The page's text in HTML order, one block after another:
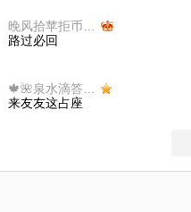
路过必回
来友友这占座